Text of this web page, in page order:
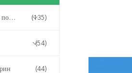
Низкокалорийные подсластители (135)
(54)
(44)